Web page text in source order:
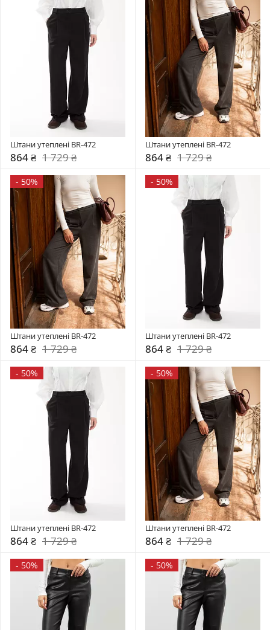
Штани утеплені BR-472
864 ₴ 1 729 ₴
Штани утеплені BR-472
864 ₴ 1 729 ₴
- 50%
Штани утеплені BR-472
864 ₴ 1 729 ₴
- 50%
Штани утеплені BR-472
864 ₴ 1 729 ₴
- 50%
Штани утеплені BR-472
864 ₴ 1 729 ₴
- 50%
Штани утеплені BR-472
864 ₴ 1 729 ₴
- 50% - 50%